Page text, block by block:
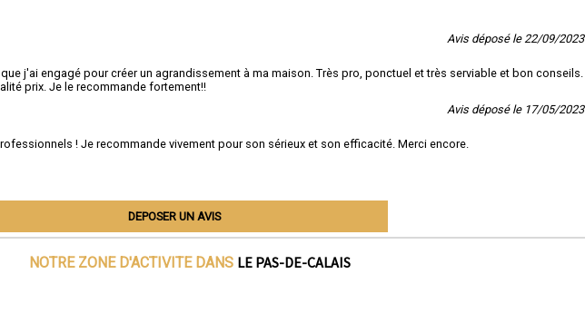
Avis déposé le 22/09/2023
j'ai engagé pour créer un agrandissement à ma maison. Très pro, ponctuel et très serviable et bon conseils.
prix. Je le recommande fortement!!
Avis déposé le 17/05/2023
! Je recommande vivement pour son sérieux et son efficacité. Merci encore.
DEPOSER UN AVIS
NOTRE ZONE D'ACTIVITE DANS LE PAS-DE-CALAIS